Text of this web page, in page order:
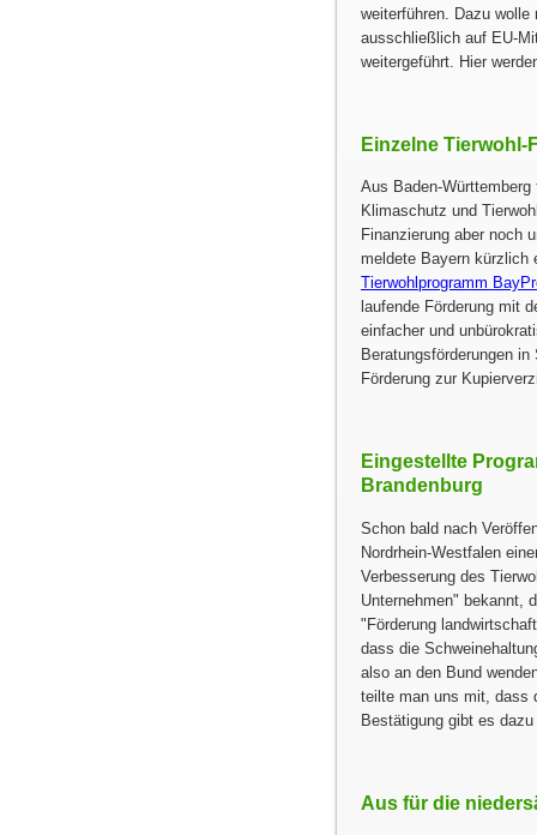
weiterführen. Dazu
ausschließlich auf EU-
weitergeführt. Hier
Einzelne
Aus Baden-
Klimaschutz und
Finanzierung aber noch
meldete Bayern kürzlich
Tierwohlprogramm
laufende Förderung mit
einfacher und
Beratungsförderungen
Förderung zur
Eingestellte
Brandenburg
Schon bald nach
Nordrhein-Westfalen
Verbesserung des
Unternehmen
bekannt,
Förderung
dass die
also an den Bund
teilte man uns mit, dass
Bestätigung gibt es
Aus für die